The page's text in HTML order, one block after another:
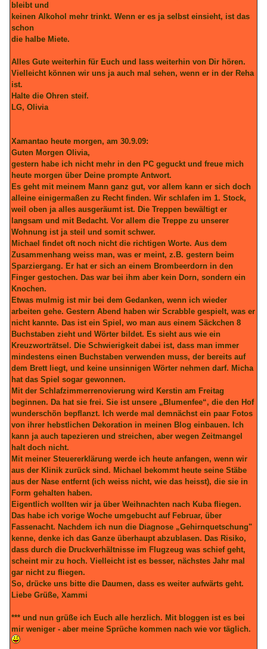
bleibt und
keinen Alkohol mehr trinkt. Wenn er es ja selbst einsieht, ist das
schon
die halbe Miete.
Alles Gute weiterhin für Euch und lass weiterhin von Dir hören.
Vielleicht können wir uns ja auch mal sehen, wenn er in der Reha
ist.
Halte die Ohren steif.
LG, Olivia
Xamantao heute morgen, am 30.9.09:
Guten Morgen Olivia,
gestern habe ich nicht mehr in den PC geguckt und freue mich
heute morgen über Deine prompte Antwort.
Es geht mit meinem Mann ganz gut, vor allem kann er sich doch
alleine einigermaßen zu Recht finden. Wir schlafen im 1. Stock,
weil oben ja alles ausgeräumt ist. Die Treppen bewältigt er
langsam und mit Bedacht. Vor allem die Treppe zu unserer
Wohnung ist ja steil und somit schwer.
Michael findet oft noch nicht die richtigen Worte. Aus dem
Zusammenhang weiss man, was er meint, z.B. gestern beim
Sparziergang. Er hat er sich an einem Brombeerdorn in den
Finger gestochen. Das war bei ihm aber kein Dorn, sondern ein
Knochen.
Etwas mulmig ist mir bei dem Gedanken, wenn ich wieder
arbeiten gehe. Gestern Abend haben wir Scrabble gespielt, was er
nicht kannte. Das ist ein Spiel, wo man aus einem Säckchen 8
Buchstaben zieht und Wörter bildet. Es sieht aus wie ein
Kreuzworträtsel. Die Schwierigkeit dabei ist, dass man immer
mindestens einen Buchstaben verwenden muss, der bereits auf
dem Brett liegt, und keine unsinnigen Wörter nehmen darf. Micha
hat das Spiel sogar gewonnen.
Mit der Schlafzimmerrenovierung wird Kerstin am Freitag
beginnen. Da hat sie frei. Sie ist unsere „Blumenfee“, die den Hof
wunderschön bepflanzt. Ich werde mal demnächst ein paar Fotos
von ihrer hebstlichen Dekoration in meinen Blog einbauen. Ich
kann ja auch tapezieren und streichen, aber wegen Zeitmangel
halt doch nicht.
Mit meiner Steuererklärung werde ich heute anfangen, wenn wir
aus der Klinik zurück sind. Michael bekommt heute seine Stäbe
aus der Nase entfernt (ich weiss nicht, wie das heisst), die sie in
Form gehalten haben.
Eigentlich wollten wir ja über Weihnachten nach Kuba fliegen.
Das habe ich vorige Woche umgebucht auf Februar, über
Fassenacht. Nachdem ich nun die Diagnose „Gehirnquetschung"
kenne, denke ich das Ganze überhaupt abzublasen. Das Risiko,
dass durch die Druckverhältnisse im Flugzeug was schief geht,
scheint mir zu hoch. Vielleicht ist es besser, nächstes Jahr mal
gar nicht zu fliegen.
So, drücke uns bitte die Daumen, dass es weiter aufwärts geht.
Liebe Grüße, Xammi
*** und nun grüße ich Euch alle herzlich. Mit bloggen ist es bei
mir weniger - aber meine Sprüche kommen nach wie vor täglich.